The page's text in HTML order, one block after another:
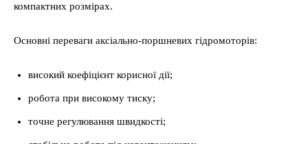
компактних розмірах.
Основні переваги аксіально-поршневих гідромоторів:
високий коефіцієнт корисної дії;
робота при високому тиску;
точне регулювання швидкості;